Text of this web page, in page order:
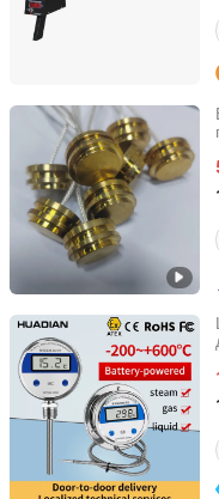
Shouguang Feitian
Shandong, China
Anhui Huazhong
Co., Ltd.
Anhui, China